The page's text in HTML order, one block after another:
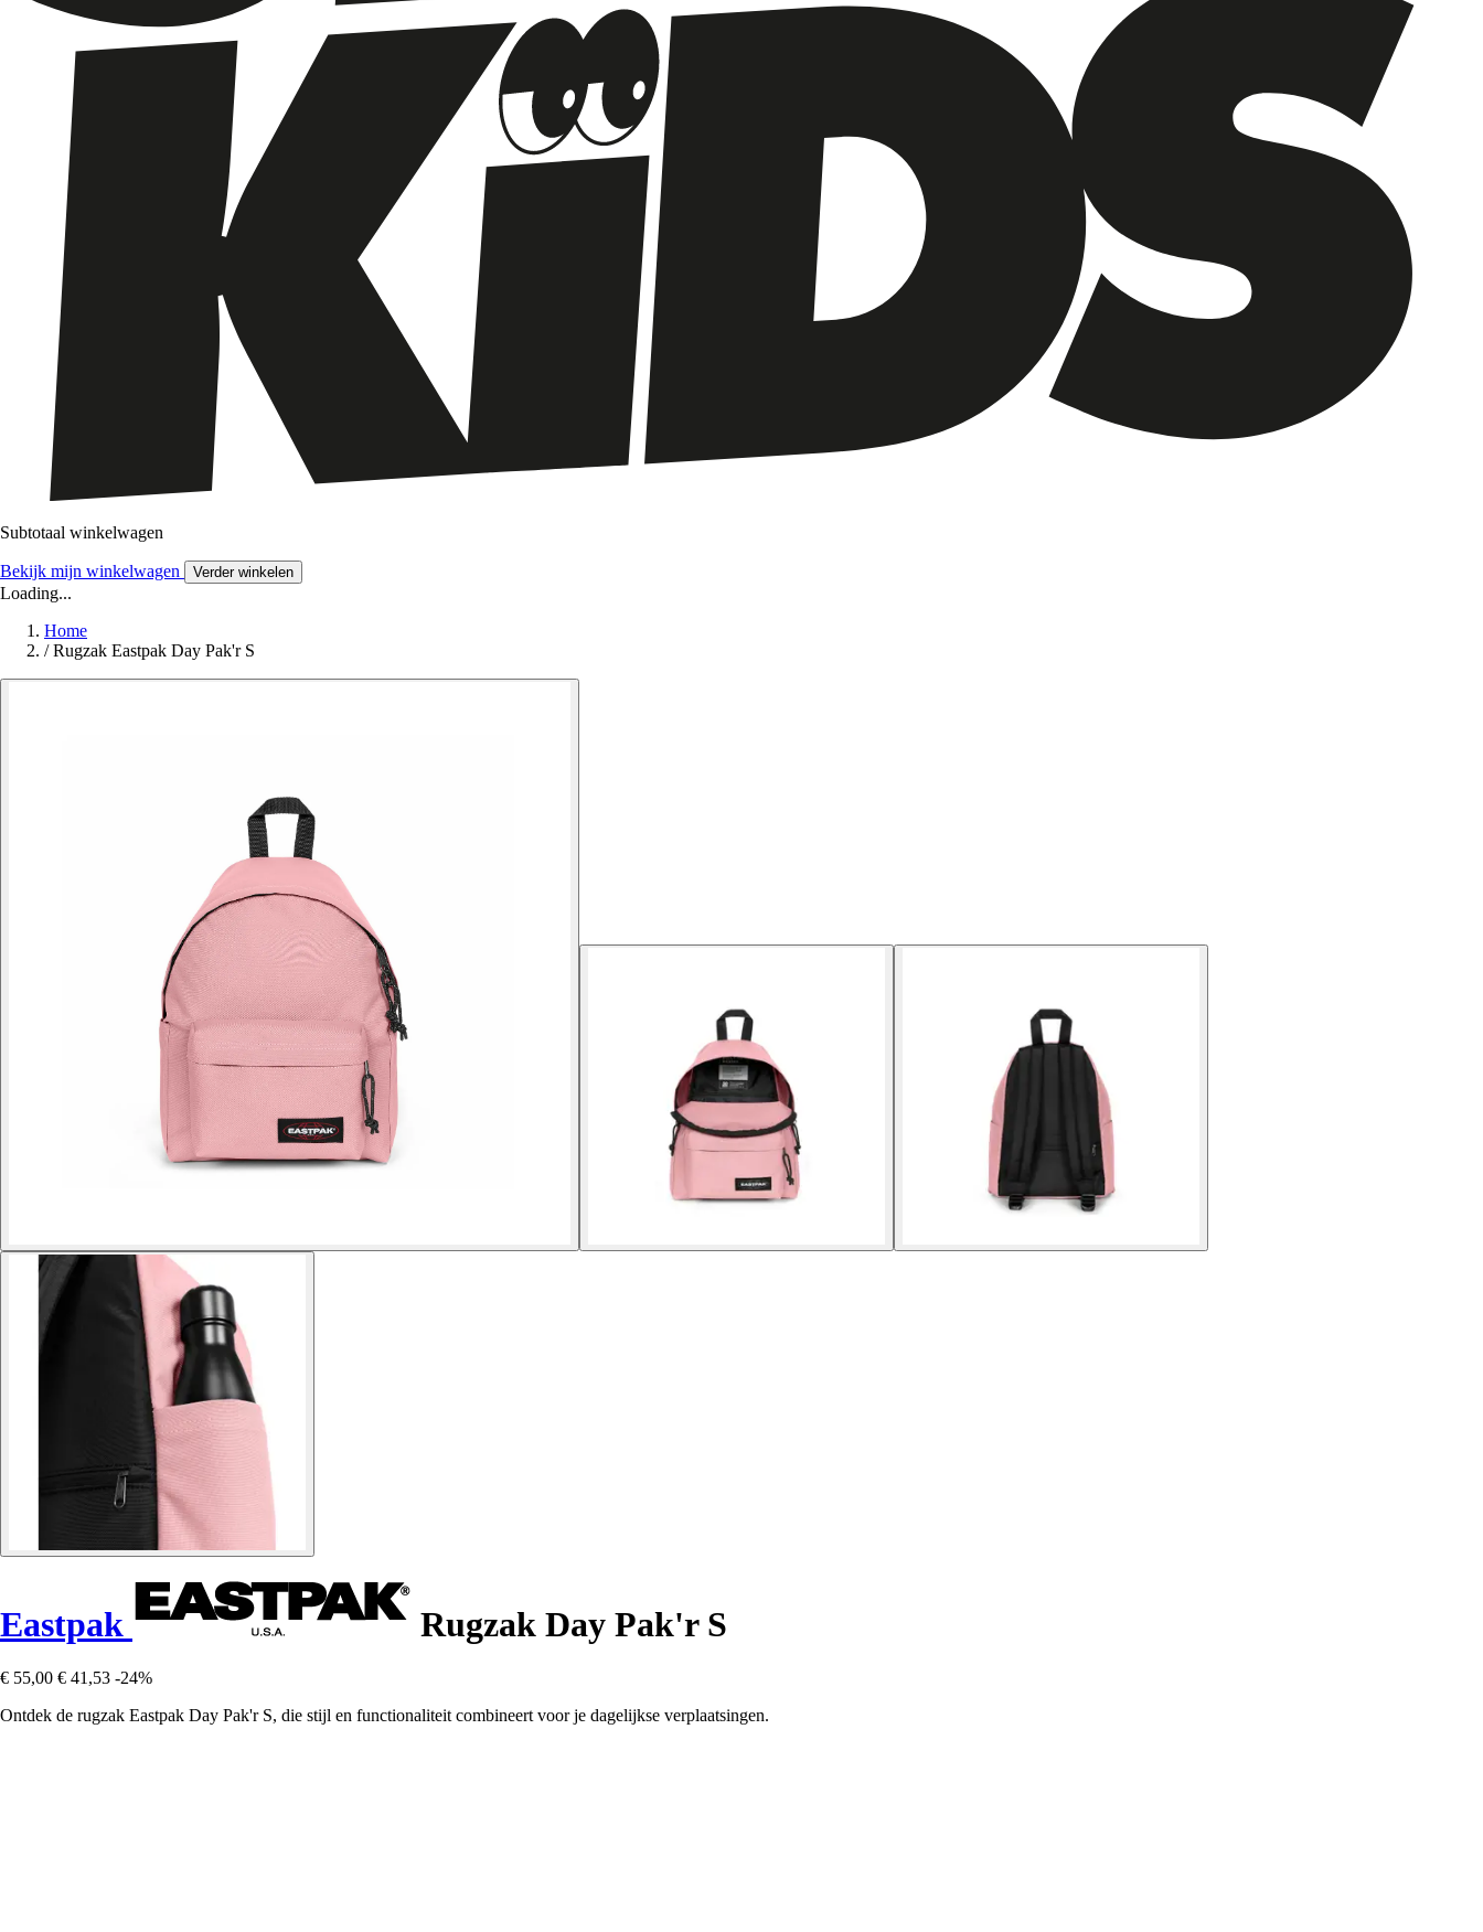
Subtotaal winkelwagen
Bekijk mijn winkelwagen Verder winkelen
Loading...
Home
/ Rugzak Eastpak Day Pak'r S
Eastpak Rugzak Day Pak'r S
€ 55,00 € 41,53 -24%
Ontdek de rugzak Eastpak Day Pak'r S, die stijl en functionaliteit combineert voor je dagelijkse verplaatsingen.